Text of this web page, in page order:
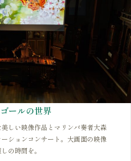
ールの世界
しい映像作品とマリンバ奏者大森
ションコンサート。大画面の映像
の時間を。